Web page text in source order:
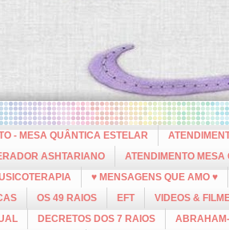
- MESA QUÂNTICA ESTELAR
ASHTARIANO
ATENDIMENTO MESA
♥ MENSAGENS QUE AMO ♥
OS 49 RAIOS EFT VIDEOS &
DECRETOS DOS 7 RAIOS